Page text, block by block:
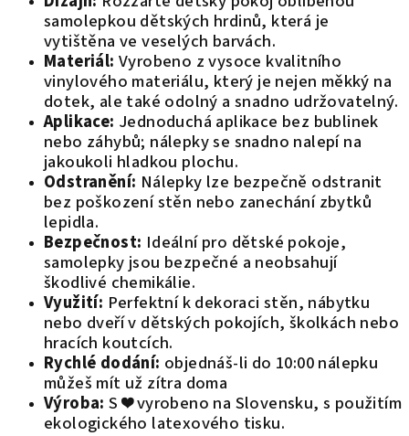
samolepkou dětských hrdinů, která je
vytištěna ve veselých barvách.
Materiál: Vyrobeno z vysoce kvalitního
vinylového materiálu, který je nejen měkký na
dotek, ale také odolný a snadno udržovatelný.
Aplikace: Jednoduchá aplikace bez bublinek
nebo záhybů; nálepky se snadno nalepí na
jakoukoli hladkou plochu.
Odstranění: Nálepky lze bezpečně odstranit
bez poškození stěn nebo zanechání zbytků
lepidla.
Bezpečnost: Ideální pro dětské pokoje,
samolepky jsou bezpečné a neobsahují
škodlivé chemikálie.
Využití: Perfektní k dekoraci stěn, nábytku
nebo dveří v dětských pokojích, školkách nebo
hracích koutcích.
Rychlé dodání: objednáš-li do 10:00 nálepku
můžeš mít už zítra doma
Výroba: S ❤️ vyrobeno na Slovensku, s použitím
ekologického latexového tisku.